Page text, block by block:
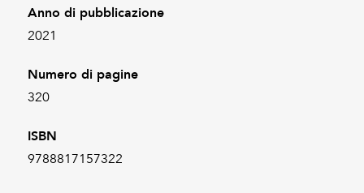
Anno di pubblicazione
2021
Numero di pagine
320
ISBN
9788817157322